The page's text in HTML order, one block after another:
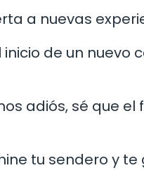
a nuevas
inicio de un
adiós, sé que
tu sendero y